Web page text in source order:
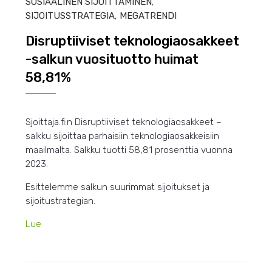
SIJOITUSSTRATEGIA, MEGATRENDI
Disruptiiviset teknologiaosakkeet
-salkun vuosituotto huimat
58,81%
Sjoittaja.fi:n Disruptiiviset teknologiaosakkeet –
salkku sijoittaa parhaisiin teknologiaosakkeisiin
maailmalta. Salkku tuotti 58,81 prosenttia vuonna
2023.
Esittelemme salkun suurimmat sijoitukset ja
sijoitustrategian.
Lue